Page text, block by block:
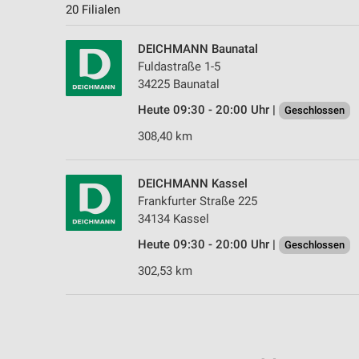
20 Filialen
DEICHMANN Baunatal
Fuldastraße 1-5
34225 Baunatal
Heute 09:30 - 20:00 Uhr |
Geschlossen
308,40 km
DEICHMANN Kassel
Frankfurter Straße 225
34134 Kassel
Heute 09:30 - 20:00 Uhr |
Geschlossen
302,53 km